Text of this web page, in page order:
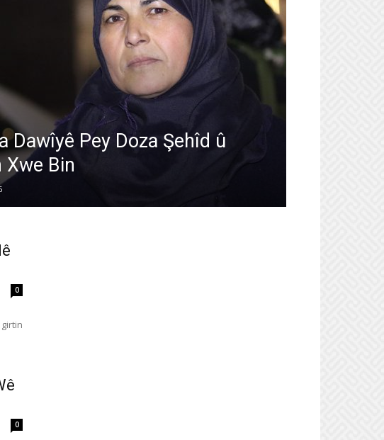
Dawîyê Pey Doza Şehîd û
Xwe Bin
0
0